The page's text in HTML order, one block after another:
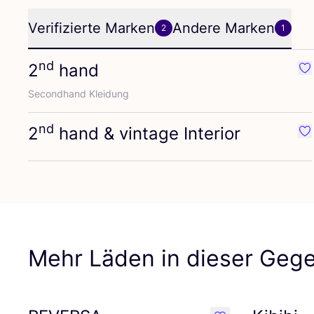
Verifizierte Marken 2 Andere Marken 1
2nd hand
Second­hand Kleidung
2nd hand & vintage Interior
Mehr Läden in dieser